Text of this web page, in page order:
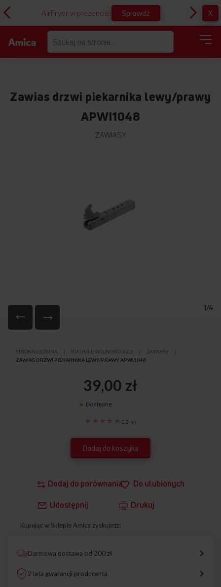
AirFryer w prezencie! Sprawdź X
Zawias drzwi piekarnika lewy/prawy
APWI1048
ZAWIASY
1/4
początek
STRONA GŁÓWNA KUCHNIE WOLNOSTOJĄCE
ZAWIASY
ZAWIAS DRZWI PIEKARNIKA LEWY/PRAWY APWI1048
Dodaj do porównania Do ulubionych
Udostępnij Drukuj
0.0 (0)
39,00 zł
Dostępne
Dodaj do koszyka
Kupując w Sklepie Amica zyskujesz:
Darmowa dostawa od 200 zł
2 lata gwarancji producenta